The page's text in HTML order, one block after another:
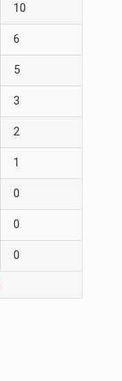
10
6
5
3
2
1
0
0
0